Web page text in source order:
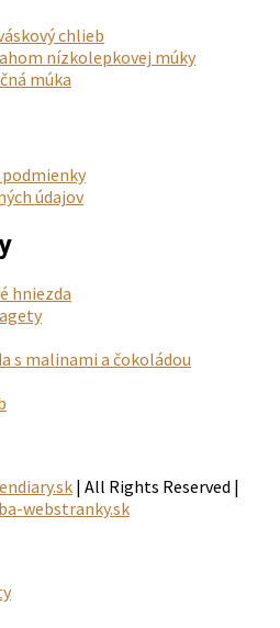
chlieb
nízkolepkovej múky
múka
podmienky
údajov
hniezda
s malinami a čokoládou
| All Rights Reserved |
webstranky.sk